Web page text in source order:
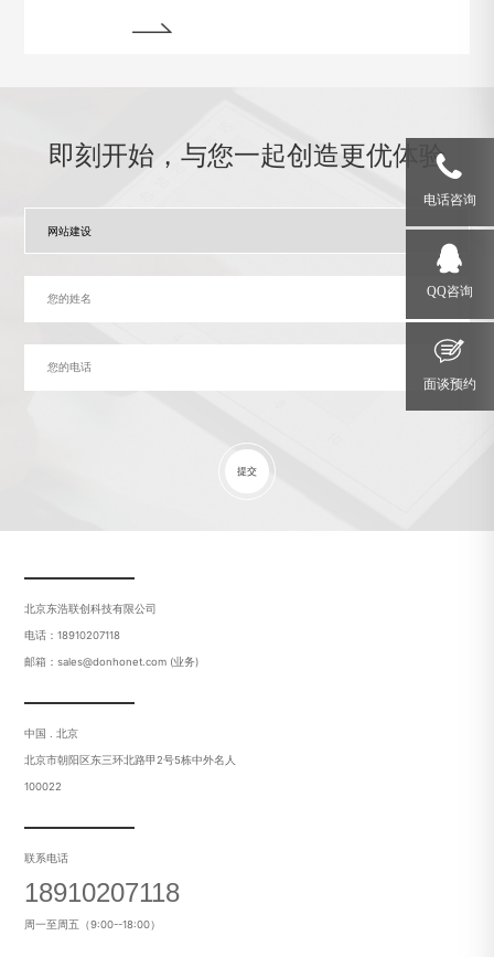
绍一些运行状态监测与故障排除的技巧，帮助网站管理
即刻开始，与您一起创造更优体验
提交
北京东浩联创科技有限公司
电话：18910207118
邮箱：sales@donhonet.com (业务)
中国 . 北京
北京市朝阳区东三环北路甲2号5栋中外名人
100022
联系电话
18910207118
周一至周五（9:00--18:00）
电话咨询
QQ咨询
面谈预约